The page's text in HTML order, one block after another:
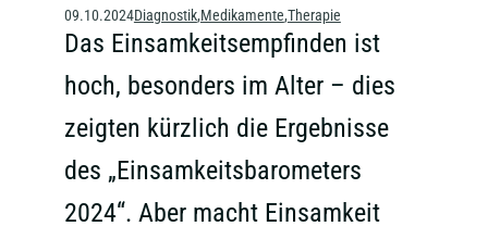
09.10.2024Diagnostik Medikamente Therapie
Das Einsamkeitsempfinden ist
hoch, besonders im Alter – dies
zeigten kürzlich die Ergebnisse
des „Einsamkeitsbarometers
2024“. Aber macht Einsamkeit